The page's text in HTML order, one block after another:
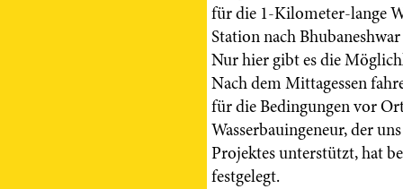
für die 1-Kilometer-lange
Station nach
Nur hier gibt es die
Nach dem Mittagessen
für die Bedingungen vor
Wasserbauingeneur, der
Projektes unterstützt, hat
festgelegt.